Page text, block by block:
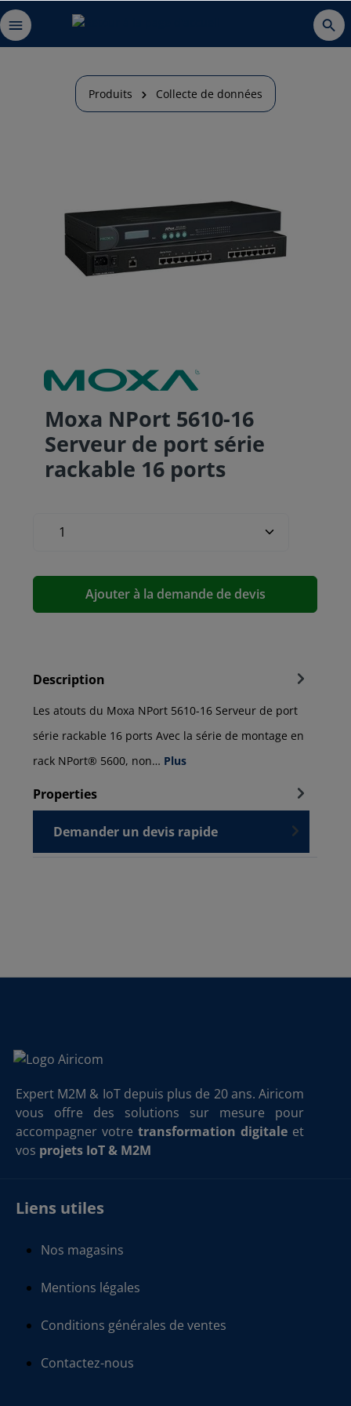
Produits Collecte de données
Moxa NPort 5610-16
Serveur de port série
rackable 16 ports
Ajouter à la demande de devis
Description
Les atouts du Moxa NPort 5610-16 Serveur de port
série rackable 16 ports Avec la série de montage en
rack NPort® 5600, non… Plus
Properties
Demander un devis rapide
Expert M2M & IoT depuis plus de 20 ans. Airicom
vous offre des solutions sur mesure pour
accompagner votre transformation digitale et
vos projets IoT & M2M
Liens utiles
Nos magasins
Mentions légales
Conditions générales de ventes
Contactez-nous